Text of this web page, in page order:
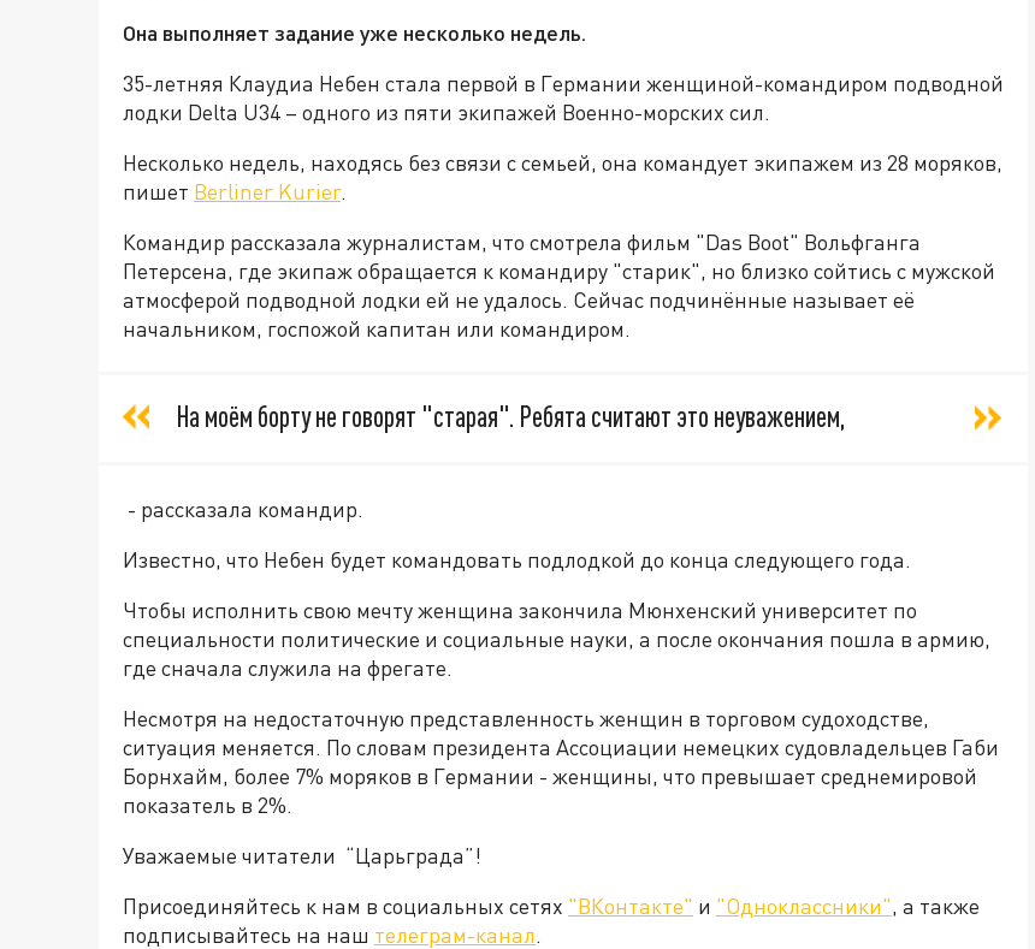
Она выполняет задание уже несколько недель.
35-летняя Клаудиа Небен стала первой в Германии женщиной-командиром подводной
лодки Delta U34 – одного из пяти экипажей Военно-морских сил.
Несколько недель, находясь без связи с семьей, она командует экипажем из 28 моряков,
пишет Berliner Kurier.
Командир рассказала журналистам, что смотрела фильм "Das Boot" Вольфганга
Петерсена, где экипаж обращается к командиру "старик", но близко сойтись с мужской
атмосферой подводной лодки ей не удалось. Сейчас подчинённые называет её
начальником, госпожой капитан или командиром.
На моём борту не говорят "старая". Ребята считают это неуважением,
- рассказала командир.
Известно, что Небен будет командовать подлодкой до конца следующего года.
Чтобы исполнить свою мечту женщина закончила Мюнхенский университет по
специальности политические и социальные науки, а после окончания пошла в армию,
где сначала служила на фрегате.
Несмотря на недостаточную представленность женщин в торговом судоходстве,
ситуация меняется. По словам президента Ассоциации немецких судовладельцев Габи
Борнхайм, более 7% моряков в Германии - женщины, что превышает среднемировой
показатель в 2%.
Уважаемые читатели “Царьграда”!
Присоединяйтесь к нам в социальных сетях "ВКонтакте" и "Одноклассники", а также
подписывайтесь на наш телеграм-канал.